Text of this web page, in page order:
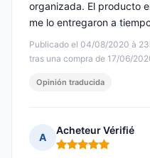
Publicado el 04/08/2020 à
tras una compra de 17/06/
organizada. El producto
me lo entregaron a
Opinión traducida
A
Acheteur Vérifié
Nota: 5 de 5